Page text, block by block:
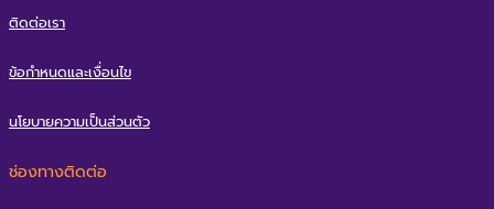
ติดต่อเรา
ข้อกำหนดและเงื่อนไข
นโยบายความเป็นส่วนตัว
ช่องทางติดต่อ